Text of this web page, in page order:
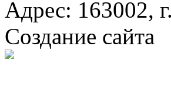
Адрес: 163002,
Создание сайта